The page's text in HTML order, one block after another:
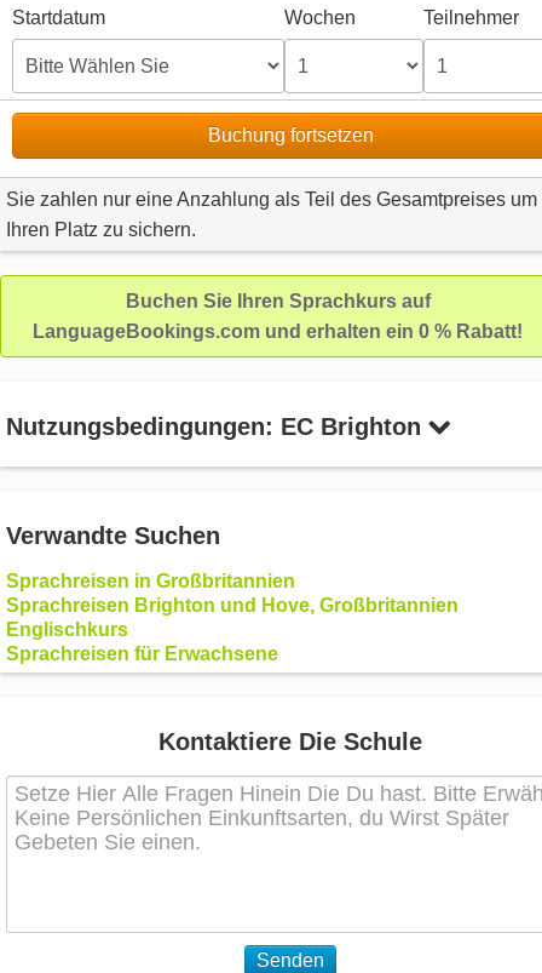
Startdatum Wochen Teilnehmer
Buchung fortsetzen
Sie zahlen nur eine Anzahlung als Teil des Gesamtpreises um
Ihren Platz zu sichern.
Buchen Sie Ihren Sprachkurs auf
LanguageBookings.com und erhalten ein 0 % Rabatt!
Nutzungsbedingungen: EC Brighton
Verwandte Suchen
Sprachreisen in Großbritannien
Sprachreisen Brighton und Hove, Großbritannien
Englischkurs
Sprachreisen für Erwachsene
Kontaktiere Die Schule
Senden